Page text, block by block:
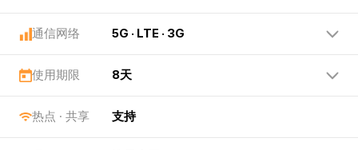
通信网络 5G · LTE · 3G
使用期限 8天
热点 · 共享 支持